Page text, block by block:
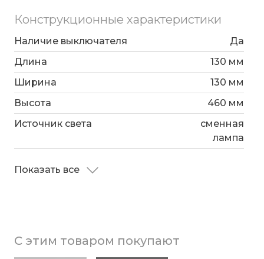
Конструкционные характеристики
Наличие выключателя
Да
Длина
130 мм
Ширина
130 мм
Высота
460 мм
Источник света
сменная
лампа
Показать все
С этим товаром покупают